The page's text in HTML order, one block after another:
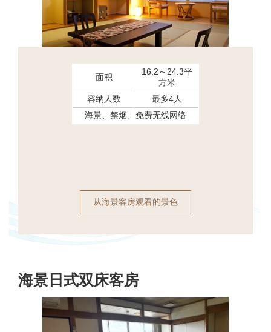
面积
16.2～24.3平
方米
容纳人数
最多4人
海景、禁烟、免费无线网络
从海景客房观看的景色
海景日式双床客房